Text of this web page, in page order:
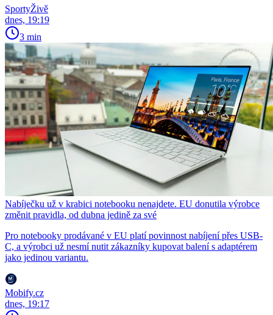
SportyŽivě
dnes, 19:19
3 min
Nabíječku už v krabici notebooku nenajdete. EU donutila výrobce
změnit pravidla, od dubna jedině za své
Pro notebooky prodávané v EU platí povinnost nabíjení přes USB-
C, a výrobci už nesmí nutit zákazníky kupovat balení s adaptérem
jako jedinou variantu.
Mobify.cz
dnes, 19:17